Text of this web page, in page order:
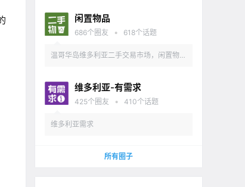
闲置物品
686个圈友 • 618个话题
温哥华岛维多利亚二手交易市场，闲置物品
维多利亚-有需求
425个圈友 • 410个话题
维多利亚需求
所有圈子